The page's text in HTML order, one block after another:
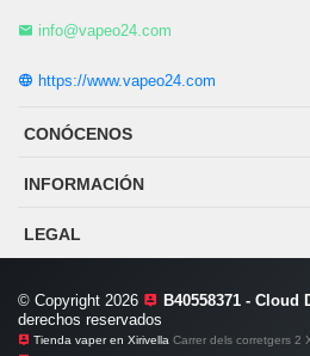
info@vapeo24.com
https://www.vapeo24.com
CONÓCENOS
INFORMACIÓN
LEGAL
© Copyright 2026 B40558371 - Cloud
derechos reservados
Tienda vaper en Xirivella Carrer dels corretgers 2